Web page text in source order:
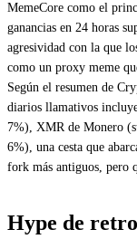
MemeCore como el
ganancias en 24 horas
agresividad con la que
como un proxy meme
Según el resumen de
diarios llamativos
7%), XMR de Monero
6%), una cesta que
fork más antiguos, pero
Hype de